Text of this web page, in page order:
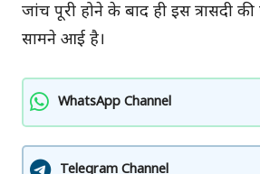
जांच पूरी होने के बाद ही इस त्रासदी
सामने आई है।
WhatsApp Channel
Telegram Channel